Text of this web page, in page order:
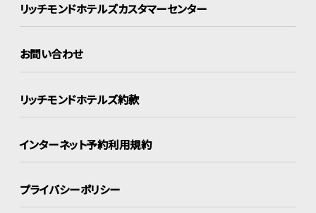
リッチモンドホテルズカスタマーセンター
お問い合わせ
リッチモンドホテルズ約款
インターネット予約利用規約
プライバシーポリシー